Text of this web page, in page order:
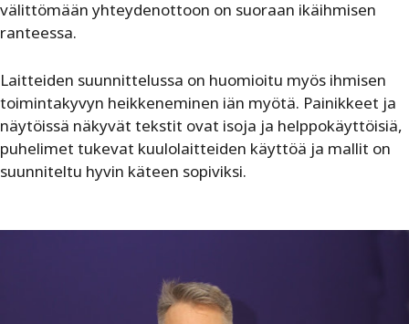
välittömään yhteydenottoon on suoraan ikäihmisen
ranteessa.
Laitteiden suunnittelussa on huomioitu myös ihmisen
toimintakyvyn heikkeneminen iän myötä. Painikkeet ja
näytöissä näkyvät tekstit ovat isoja ja helppokäyttöisiä,
puhelimet tukevat kuulolaitteiden käyttöä ja mallit on
suunniteltu hyvin käteen sopiviksi.